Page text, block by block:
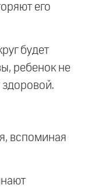
его
будет
ребенок не
здоровой.
вспоминая